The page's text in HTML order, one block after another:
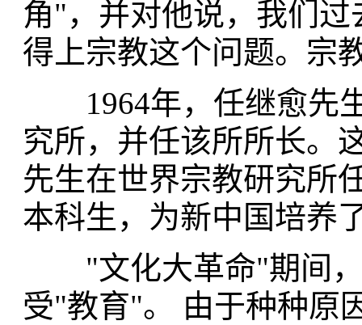
角"，并对他说，我们
得上宗教这个问题。宗
1964年，任继愈先生
究所，并任该所所长。
先生在世界宗教研究所
本科生，为新中国培养
"文化大革命"期间，
受"教育"。 由于种种原